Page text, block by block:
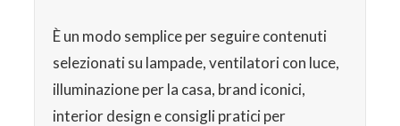
È un modo semplice per seguire contenuti
selezionati su lampade, ventilatori con luce,
illuminazione per la casa, brand iconici,
interior design e consigli pratici per